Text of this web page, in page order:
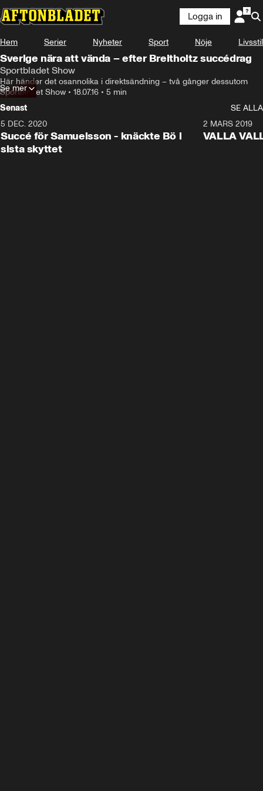
Logga in
Hem Serier Nyheter Sport Nöje Livsstil
Sverige nära att vända – efter Breitholtz succédrag
Sportbladet Show
Här händer det osannolika i direktsändning – två gånger dessutom
Sportbladet Show • 18.07.16 • 5 min
Se mer
Senast
SE ALLA
5 DEC. 2020
Succé för Samuelsson - knäckte Bö i
sista skyttet
2 MARS 2019
VALLA